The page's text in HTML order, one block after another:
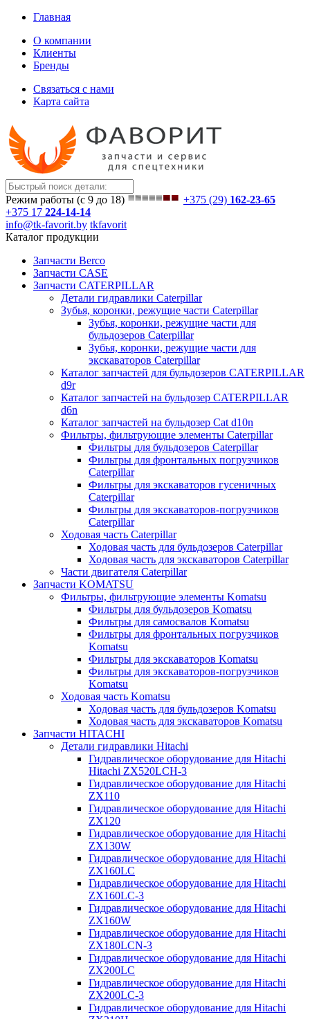
Главная
О компании
Клиенты
Бренды
Связаться с нами
Карта сайта
Режим работы (с 9 до 18) +375 (29) 162-23-65
+375 17 224-14-14
info@tk-favorit.by tkfavorit
Каталог продукции
Запчасти Berco
Запчасти CASE
Запчасти CATERPILLAR
Детали гидравлики Caterpillar
Зубья, коронки, режущие части Caterpillar
Зубья, коронки, режущие части для
бульдозеров Caterpillar
Зубья, коронки, режущие части для
экскаваторов Caterpillar
Каталог запчастей для бульдозеров CATERPILLAR
d9r
Каталог запчастей на бульдозер CATERPILLAR
d6n
Каталог запчастей на бульдозер Сat d10n
Фильтры, фильтрующие элементы Caterpillar
Фильтры для бульдозеров Caterpillar
Фильтры для фронтальных погрузчиков
Caterpillar
Фильтры для экскаваторов гусеничных
Caterpillar
Фильтры для экскаваторов-погрузчиков
Caterpillar
Ходовая часть Caterpillar
Ходовая часть для бульдозеров Caterpillar
Ходовая часть для экскаваторов Caterpillar
Части двигателя Caterpillar
Запчасти KOMATSU
Фильтры, фильтрующие элементы Komatsu
Фильтры для бульдозеров Komatsu
Фильтры для самосвалов Komatsu
Фильтры для фронтальных погрузчиков
Komatsu
Фильтры для экскаваторов Komatsu
Фильтры для экскаваторов-погрузчиков
Komatsu
Ходовая часть Komatsu
Ходовая часть для бульдозеров Komatsu
Ходовая часть для экскаваторов Komatsu
Запчасти HITACHI
Детали гидравлики Hitachi
Гидравлическое оборудование для Hitachi
Hitachi ZX520LCH-3
Гидравлическое оборудование для Hitachi
ZX110
Гидравлическое оборудование для Hitachi
ZX120
Гидравлическое оборудование для Hitachi
ZX130W
Гидравлическое оборудование для Hitachi
ZX160LC
Гидравлическое оборудование для Hitachi
ZX160LC-3
Гидравлическое оборудование для Hitachi
ZX160W
Гидравлическое оборудование для Hitachi
ZX180LCN-3
Гидравлическое оборудование для Hitachi
ZX200LC
Гидравлическое оборудование для Hitachi
ZX200LC-3
Гидравлическое оборудование для Hitachi